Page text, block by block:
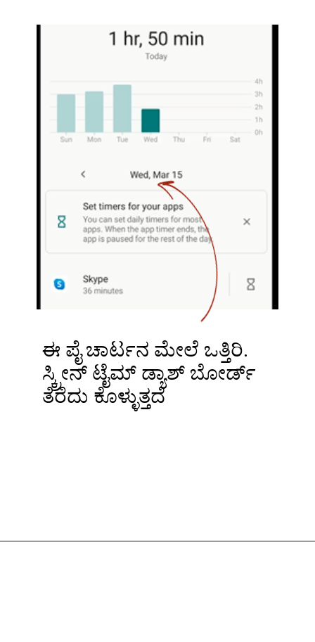
ಈ ಪೈ ಚಾರ್ಟನ ಮೇಲೆ ಒತ್ತಿರಿ.
ಸ್ಕ್ರೀನ್ ಟೈಮ್ ಡ್ಯಾಶ್ ಬೋರ್ಡ್
ತೆರೆದು ಕೊಳ್ಳುತ್ತದೆ